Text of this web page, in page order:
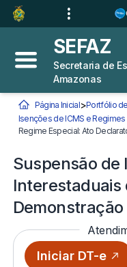
Ir para o
Conteúdo
Ir para a
Navegação 3
Ir para o
Rodapé 4
Abrir menu
SEFAZ
Secretaria de
Amazonas
Você está aqui:
Página Inicial>Portfólio
Isenções de ICMS e Regimes
Regime Especial: Ato
Suspensão de
Interestaduais
Demonstração
Iniciar DT-e